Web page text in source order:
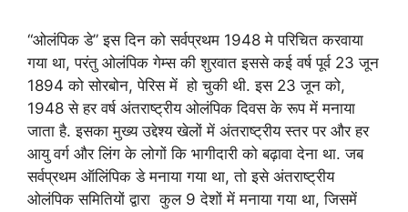
“ओलंपिक डे” इस दिन को सर्वप्रथम 1948 मे परिचित करवाया
गया था, परंतु ओलंपिक गेम्स की शुरवात इससे कई वर्ष पूर्व 23 जून
1894 को सोरबोन, पेरिस में हो चुकी थी. इस 23 जून को,
1948 से हर वर्ष अंतराष्ट्रीय ओलंपिक दिवस के रूप में मनाया
जाता है. इसका मुख्य उद्देश्य खेलों में अंतराष्ट्रीय स्तर पर और हर
आयु वर्ग और लिंग के लोगों कि भागीदारी को बढ़ावा देना था. जब
सर्वप्रथम ऑलिंपिक डे मनाया गया था, तो इसे अंतराष्ट्रीय
ओलंपिक समितियों द्वारा कुल 9 देशों में मनाया गया था, जिसमें